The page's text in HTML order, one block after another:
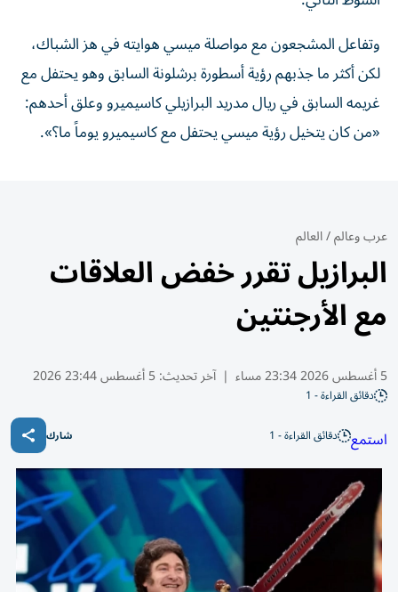
وتفاعل المشجعون مع مواصلة ميسي هوايته في هز الشباك،
لكن أكثر ما جذبهم رؤية أسطورة برشلونة السابق وهو يحتفل مع
غريمه السابق في ريال مدريد البرازيلي كاسيميرو وعلق أحدهم:
«من كان يتخيل رؤية ميسي يحتفل مع كاسيميرو يوماً ما؟».
عرب وعالم/العالم
البرازيل تقرر خفض العلاقات
مع الأرجنتين
5 أغسطس 2026 23:34 مساء | آخر تحديث:5 أغسطس 23:44 2026
دقائق القراءة - 1
استمع دقائق القراءة - 1 شارك